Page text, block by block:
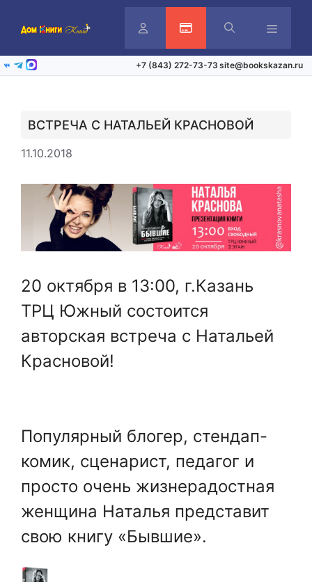
ЛичныйАктивация карты
ВКонтакте
Telegram
Max +7 (843) 272-73-73 site@bookskazan.ru
ВСТРЕЧА С НАТАЛЬЕЙ КРАСНОВОЙ
11.10.2018
20 октября в 13:00, г.Казань
ТРЦ Южный состоится
авторская встреча с Натальей
Красновой!
Популярный блогер, стендап-
комик, сценарист, педагог и
просто очень жизнерадостная
женщина Наталья представит
свою книгу «Бывшие».